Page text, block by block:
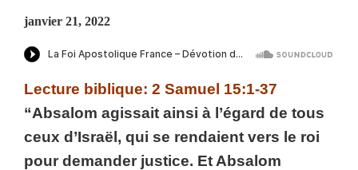
janvier 21, 2022
Lecture biblique: 2 Samuel 15:1-37
“Absalom agissait ainsi à l’égard de tous
ceux d’Israël, qui se rendaient vers le roi
pour demander justice. Et Absalom